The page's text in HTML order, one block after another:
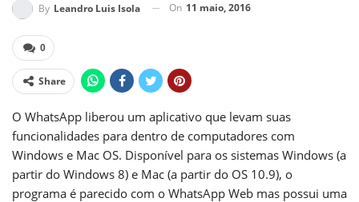
By Leandro Luis Isola On 11 maio, 2016
0
Share
O WhatsApp liberou um aplicativo que levam suas
funcionalidades para dentro de computadores com
Windows e Mac OS. Disponível para os sistemas Windows (a
partir do Windows 8) e Mac (a partir do OS 10.9), o
programa é parecido com o WhatsApp Web mas possui uma